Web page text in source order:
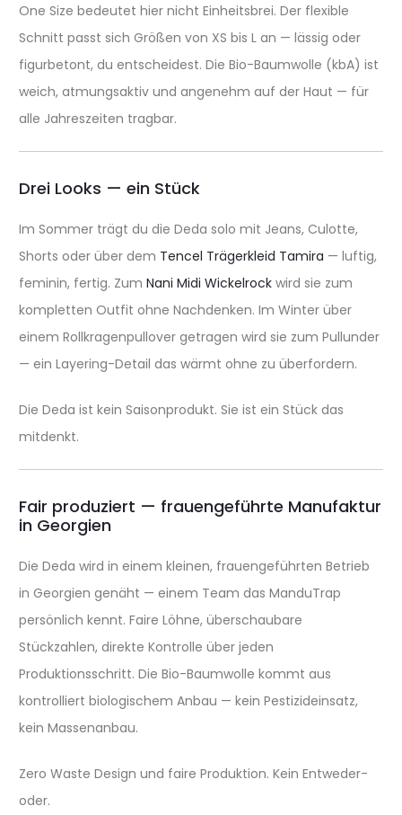
One Size bedeutet hier nicht Einheitsbrei. Der flexible
Schnitt passt sich Größen von XS bis L an — lässig oder
figurbetont, du entscheidest. Die Bio-Baumwolle (kbA) ist
weich, atmungsaktiv und angenehm auf der Haut — für
alle Jahreszeiten tragbar.
Drei Looks — ein Stück
Im Sommer trägt du die Deda solo mit Jeans, Culotte,
Shorts oder über dem Tencel Trägerkleid Tamira — luftig,
feminin, fertig. Zum Nani Midi Wickelrock wird sie zum
kompletten Outfit ohne Nachdenken. Im Winter über
einem Rollkragenpullover getragen wird sie zum Pullunder
— ein Layering-Detail das wärmt ohne zu überfordern.
Die Deda ist kein Saisonprodukt. Sie ist ein Stück das
mitdenkt.
Fair produziert — frauengeführte Manufaktur
in Georgien
Die Deda wird in einem kleinen, frauengeführten Betrieb
in Georgien genäht — einem Team das ManduTrap
persönlich kennt. Faire Löhne, überschaubare
Stückzahlen, direkte Kontrolle über jeden
Produktionsschritt. Die Bio-Baumwolle kommt aus
kontrolliert biologischem Anbau — kein Pestizideinsatz,
kein Massenanbau.
Zero Waste Design und faire Produktion. Kein Entweder-
oder.